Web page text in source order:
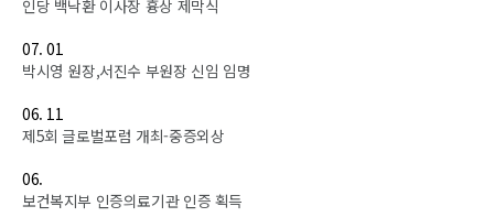
인당 백낙환 이사장 흉상 제막식
07. 01
박시영 원장,서진수 부원장 신임 임명
06. 11
제5회 글로벌포럼 개최-중증외상
06.
보건복지부 인증의료기관 인증 획득